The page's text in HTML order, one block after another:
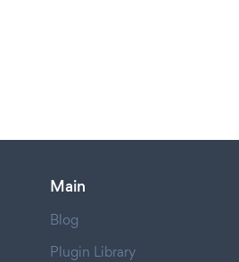
Main
Blog
Plugin Library